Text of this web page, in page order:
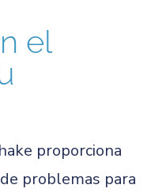
el
proporciona
problemas para